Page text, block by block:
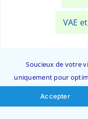
VAE
Soucieux de votre
uniquement pour
Accepter